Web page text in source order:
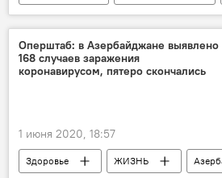
Россия
ЗАО "Бакинский
завод
поезда метро
Оперштаб: в Азербайджане выявлено
168 случаев заражения
коронавирусом, пятеро скончались
1 июня 2020, 18:57
Здоровье ЖИЗНЬ